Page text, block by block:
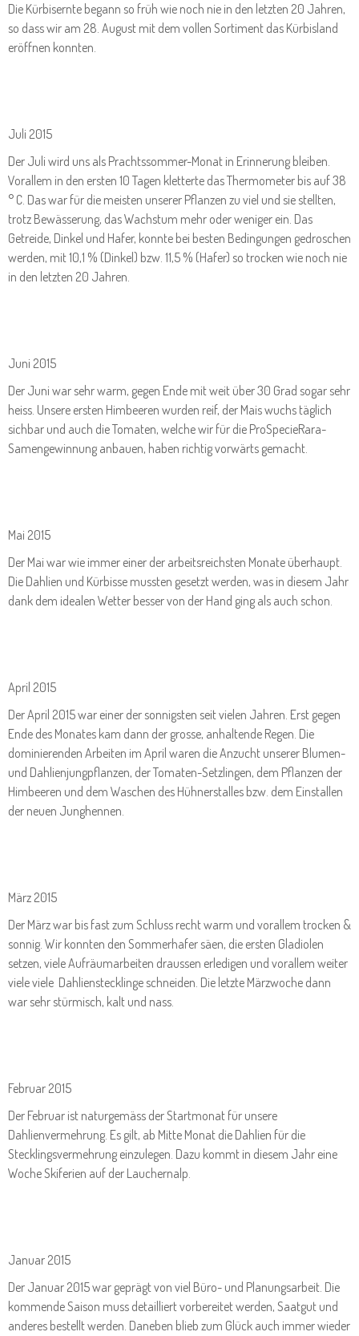
Die Kürbisernte begann so früh wie noch nie in den letzten 20 Jahren,
so dass wir am 28. August mit dem vollen Sortiment das Kürbisland
eröffnen konnten.
Juli 2015
Der Juli wird uns als Prachtssommer-Monat in Erinnerung bleiben.
Vorallem in den ersten 10 Tagen kletterte das Thermometer bis auf 38
° C. Das war für die meisten unserer Pflanzen zu viel und sie stellten,
trotz Bewässerung, das Wachstum mehr oder weniger ein. Das
Getreide, Dinkel und Hafer, konnte bei besten Bedingungen gedroschen
werden, mit 10,1 % (Dinkel) bzw. 11,5 % (Hafer) so trocken wie noch nie
in den letzten 20 Jahren.
Juni 2015
Der Juni war sehr warm, gegen Ende mit weit über 30 Grad sogar sehr
heiss. Unsere ersten Himbeeren wurden reif, der Mais wuchs täglich
sichbar und auch die Tomaten, welche wir für die ProSpecieRara-
Samengewinnung anbauen, haben richtig vorwärts gemacht.
Mai 2015
Der Mai war wie immer einer der arbeitsreichsten Monate überhaupt.
Die Dahlien und Kürbisse mussten gesetzt werden, was in diesem Jahr
dank dem idealen Wetter besser von der Hand ging als auch schon.
April 2015
Der April 2015 war einer der sonnigsten seit vielen Jahren. Erst gegen
Ende des Monates kam dann der grosse, anhaltende Regen. Die
dominierenden Arbeiten im April waren die Anzucht unserer Blumen-
und Dahlienjungpflanzen, der Tomaten-Setzlingen, dem Pflanzen der
Himbeeren und dem Waschen des Hühnerstalles bzw. dem Einstallen
der neuen Junghennen.
März 2015
Der März war bis fast zum Schluss recht warm und vorallem trocken &
sonnig. Wir konnten den Sommerhafer säen, die ersten Gladiolen
setzen, viele Aufräumarbeiten draussen erledigen und vorallem weiter
viele viele Dahlienstecklinge schneiden. Die letzte Märzwoche dann
war sehr stürmisch, kalt und nass.
Februar 2015
Der Februar ist naturgemäss der Startmonat für unsere
Dahlienvermehrung. Es gilt, ab Mitte Monat die Dahlien für die
Stecklingsvermehrung einzulegen. Dazu kommt in diesem Jahr eine
Woche Skiferien auf der Lauchernalp.
Januar 2015
Der Januar 2015 war geprägt von viel Büro- und Planungsarbeit. Die
kommende Saison muss detailliert vorbereitet werden, Saatgut und
anderes bestellt werden. Daneben blieb zum Glück auch immer wieder